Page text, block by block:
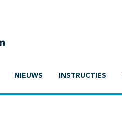
NIEUWS INSTRUCTIES